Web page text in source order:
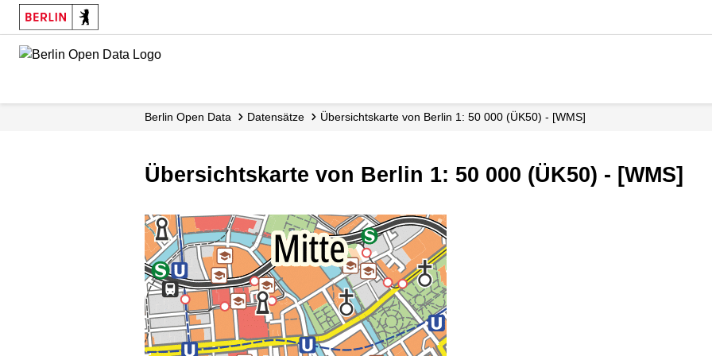
Skip
main
Berlin Open Data Datensätze Übersichtskarte von Berlin 1: 50 000 (ÜK50) - [WMS]
Übersichtskarte von Berlin 1: 50 000 (ÜK50) - [WMS]